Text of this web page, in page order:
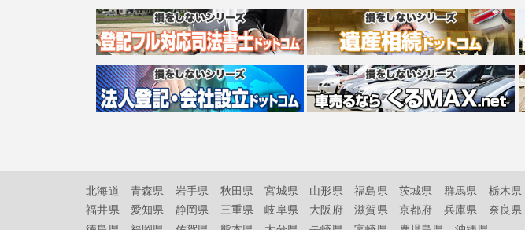
北海道 青森県 岩手県 秋田県 宮城県 山形県 福島県 茨城県 群馬県 栃木県
福井県
愛知県 静岡県 三重県 岐阜県 大阪府 滋賀県 京都府 兵庫県 奈良県